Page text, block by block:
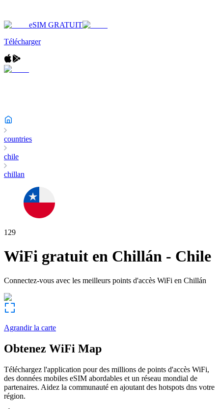
eSIM GRATUIT
Télécharger
countries
chile
chillan
129
WiFi gratuit en Chillán - Chile
Connectez-vous avec les meilleurs points d'accès WiFi en Chillán
Agrandir la carte
Obtenez WiFi Map
Téléchargez l'application pour des millions de points d'accès WiFi,
des données mobiles eSIM abordables et un réseau mondial de
partenaires. Aidez la communauté en ajoutant des hotspots dns votre
région.